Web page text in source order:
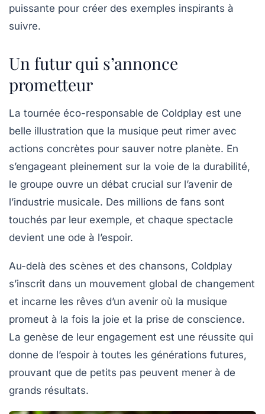
puissante pour créer des exemples inspirants à
suivre.
Un futur qui s’annonce
prometteur
La tournée éco-responsable de Coldplay est une
belle illustration que la musique peut rimer avec
actions concrètes pour sauver notre planète. En
s’engageant pleinement sur la voie de la durabilité,
le groupe ouvre un débat crucial sur l’avenir de
l’industrie musicale. Des millions de fans sont
touchés par leur exemple, et chaque spectacle
devient une ode à l’espoir.
Au-delà des scènes et des chansons, Coldplay
s’inscrit dans un mouvement global de changement
et incarne les rêves d’un avenir où la musique
promeut à la fois la joie et la prise de conscience.
La genèse de leur engagement est une réussite qui
donne de l’espoir à toutes les générations futures,
prouvant que de petits pas peuvent mener à de
grands résultats.